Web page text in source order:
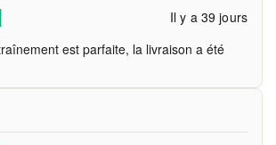
Il y a 39 jours
est parfaite, la livraison a été